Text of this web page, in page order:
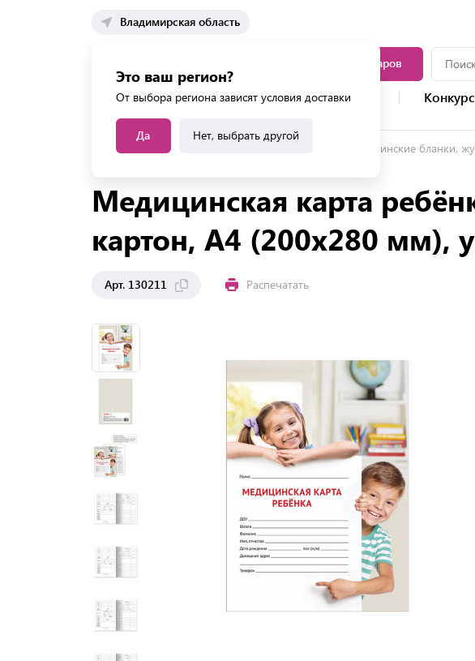
Владимирская область
Это ваш регион?
От выбора региона зависят условия доставки
Да Нет, выбрать другой
Каталог товаров
Каталог услуг
Главная Каталог Медицинские бланки,
Медицинская карта
картон, А4 (200x280 мм),
Арт. 130211 Распечатать